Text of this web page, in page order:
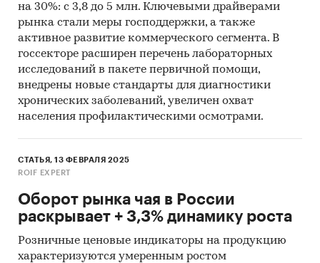
на 30%: с 3,8 до 5 млн. Ключевыми драйверами
рынка стали меры господдержки, а также
активное развитие коммерческого сегмента. В
госсекторе расширен перечень лабораторных
исследований в пакете первичной помощи,
внедрены новые стандарты для диагностики
хронических заболеваний, увеличен охват
населения профилактическими осмотрами.
СТАТЬЯ, 13 ФЕВРАЛЯ 2025
ROIF EXPERT
Оборот рынка чая в России
раскрывает + 3,3% динамику роста
Розничные ценовые индикаторы на продукцию
характеризуются умеренным ростом